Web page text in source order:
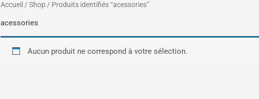
Accueil / Shop / Produits identifiés “acessories”
acessories
Aucun produit ne correspond à votre sélection.